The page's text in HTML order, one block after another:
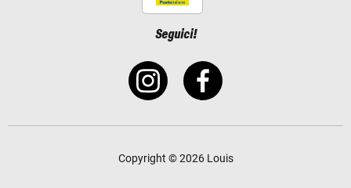
Seguici!
Copyright © 2026 Louis